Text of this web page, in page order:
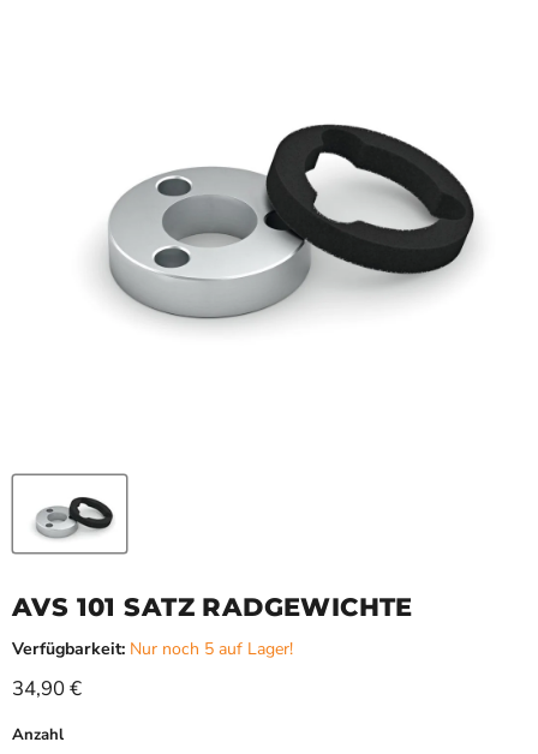
AVS 101 SATZ RADGEWICHTE
Verfügbarkeit: Nur noch 5 auf Lager!
Aktueller Preis
34,90 €
Anzahl